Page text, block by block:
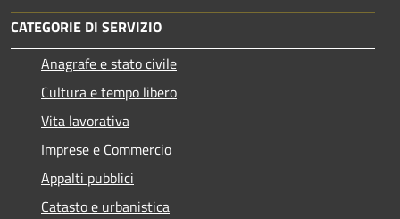
CATEGORIE DI SERVIZIO
Anagrafe e stato civile
Cultura e tempo libero
Vita lavorativa
Imprese e Commercio
Appalti pubblici
Catasto e urbanistica